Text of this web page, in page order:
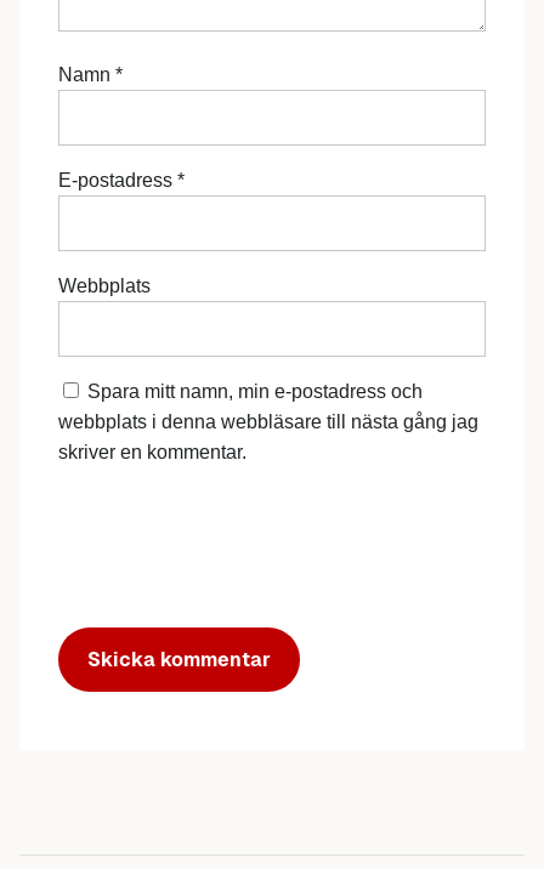
Namn *
E-postadress *
Webbplats
Spara mitt namn, min e-postadress och
webbplats i denna webbläsare till nästa gång jag
skriver en kommentar.